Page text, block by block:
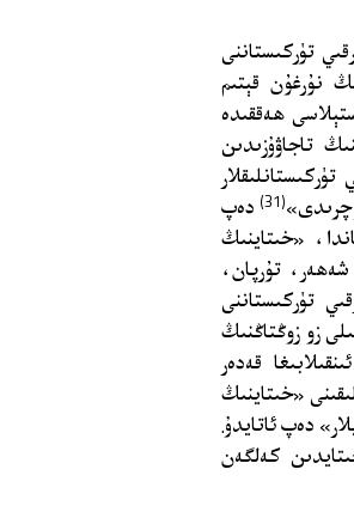
تۈركىستاننى
نۇرغۇن قېتىم
ھەققىدە
باشلاپ خىتاينىڭ تاجاۋۇزىدىن
تۈركىستانلىقلار
(31)
دەپ
«خىتاينىڭ
يىلى (مىلادى 1877-يىلى) ئالتە شەھەر، تۇرپان،
تۈركىستاننى
ئاتىدى. شەرقىي تۈركىستانغا 4-قېتىملىق خىتاي ئىستېلاسى 1877-يىلى زو زوڭتاڭنىڭ
ئىنقىلابىغا قەدەر
«خىتاينىڭ
دەپ ئاتايدۇ.
كەلگەن